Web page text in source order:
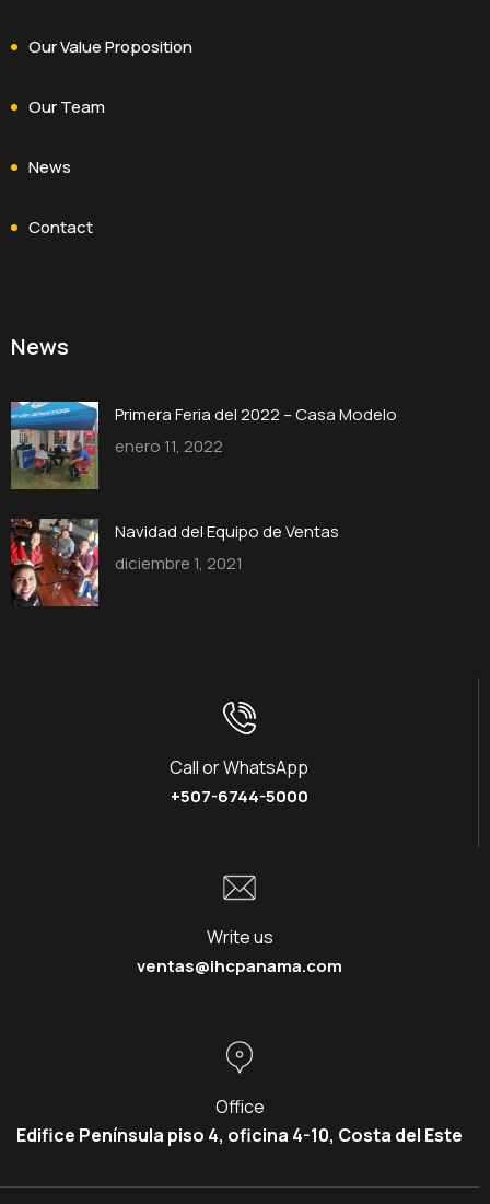
Our Value Proposition
Our Team
News
Contact
News
Primera Feria del 2022 – Casa Modelo
enero 11, 2022
Navidad del Equipo de Ventas
diciembre 1, 2021
Call or WhatsApp
+507-6744-5000
Write us
ventas@ihcpanama.com
Office
Edifice Península piso 4, oficina 4-10, Costa del Este